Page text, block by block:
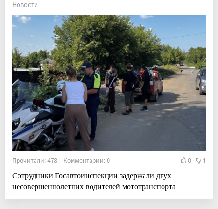
Новости
Прочитали: 478 Комментарии: 0 0 1
Сотрудники Госавтоинспекции задержали двух
несовершеннолетних водителей мототранспорта